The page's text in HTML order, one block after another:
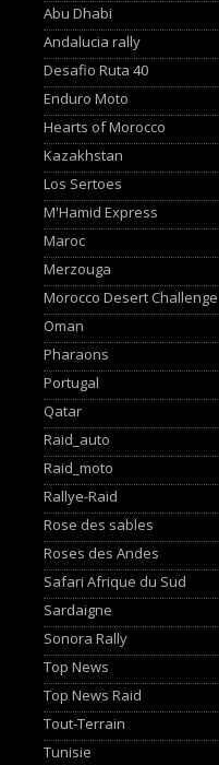
Abu Dhabi
Andalucia rally
Desafio Ruta 40
Enduro Moto
Hearts of Morocco
Kazakhstan
Los Sertoes
M'Hamid Express
Maroc
Merzouga
Morocco Desert Challenge
Oman
Pharaons
Portugal
Qatar
Raid_auto
Raid_moto
Rallye-Raid
Rose des sables
Roses des Andes
Safari Afrique du Sud
Sardaigne
Sonora Rally
Top News
Top News Raid
Tout-Terrain
Tunisie